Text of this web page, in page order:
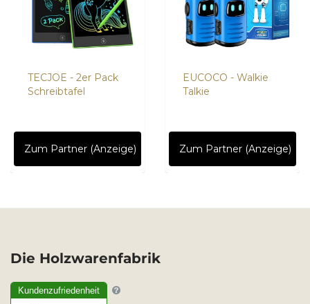
TECJOE - 2er Pack
Schreibtafel
Zum Partner (Anzeige)
EUCOCO - Walkie
Talkie
Zum Partner (Anzeige)
Die Holzwarenfabrik
Kundenzufriedenheit